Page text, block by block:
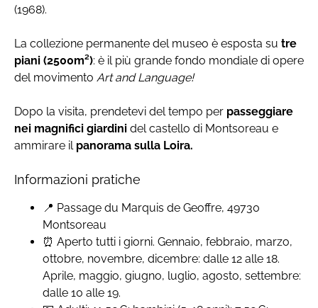
(1968).
La collezione permanente del museo è esposta su tre
piani (2500m²): è il più grande fondo mondiale di opere
del movimento Art and Language!
Dopo la visita, prendetevi del tempo per passeggiare
nei magnifici giardini del castello di Montsoreau e
ammirare il panorama sulla Loira.
Informazioni pratiche
📍 Passage du Marquis de Geoffre, 49730
Montsoreau
⏰ Aperto tutti i giorni. Gennaio, febbraio, marzo,
ottobre, novembre, dicembre: dalle 12 alle 18.
Aprile, maggio, giugno, luglio, agosto, settembre:
dalle 10 alle 19.